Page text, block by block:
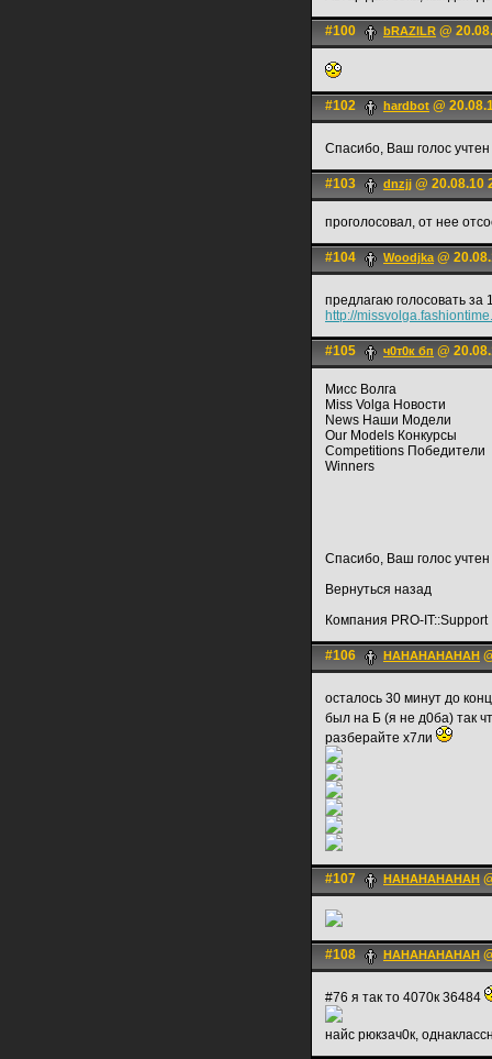
#100 bRAZILR @
#102 hardbot @
Спасибо, Ваш голос учтен
#103 dnzjj @ 20.08.10
проголосовал, от нее
#104 Woodjka@
предлагаю голосовать за
http://
#105 ч0т0к бп @
Мисс Волга
Miss Volga Новости
News Наши Модели
Our Models Конкурсы
Competitions Победители
Winners
Спасибо, Ваш голос учтен
Вернуться назад
Компания PRO-IT::Support
#106 HAHAHAHAHAH
осталось 30 минут до
был на Б (я не д0ба) так
разберайте х7ли
#107 HAHAHAHAHAH
#108 HAHAHAHAHAH
#76 я так то 4070к 36484
найс рюкзач0к,